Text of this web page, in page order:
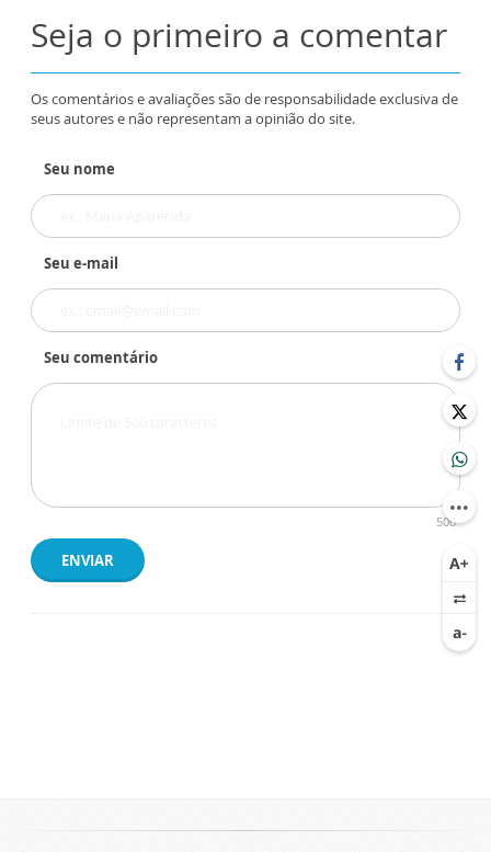
Seja o primeiro a comentar
Os comentários e avaliações são de responsabilidade exclusiva de
seus autores e não representam a opinião do site.
Seu nome
Seu e-mail
Seu comentário
500
ENVIAR